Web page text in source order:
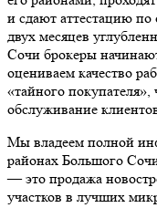
и сдают аттестацию по
двух месяцев
Сочи брокеры
оцениваем качество
«тайного
обслуживание
Мы владеем полной
районах Большого
— это продажа
участков в лучших